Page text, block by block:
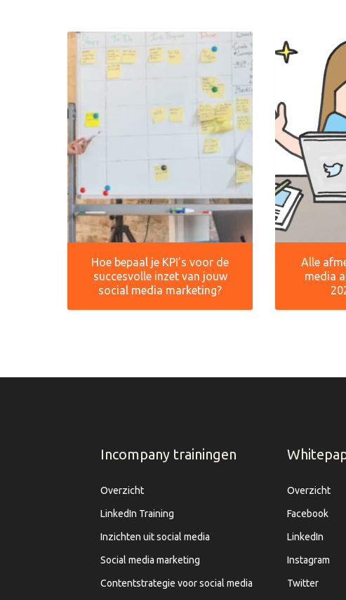
Hoe bepaal je KPI’s voor de
succesvolle inzet van jouw
social media marketing?
Alle
media
Incompany trainingen
Overzicht
LinkedIn Training
Inzichten uit social media
Social media marketing
Contentstrategie voor social media
Overzicht
Facebook
LinkedIn
Instagram
Twitter